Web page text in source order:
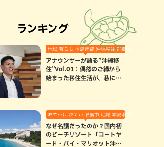
ランキング
地域,暮らし,本島南部,沖縄移住,那覇市
アナウンサーが語る”沖縄移
住”Vol.01：偶然のご縁から
始まった移住生活が、私にと
おでかけ,ホテル,名護市,地域,本島北部
なぜ名護だったのか？国内初
のビーチリゾート「コートヤ
ード・バイ・マリオット沖縄